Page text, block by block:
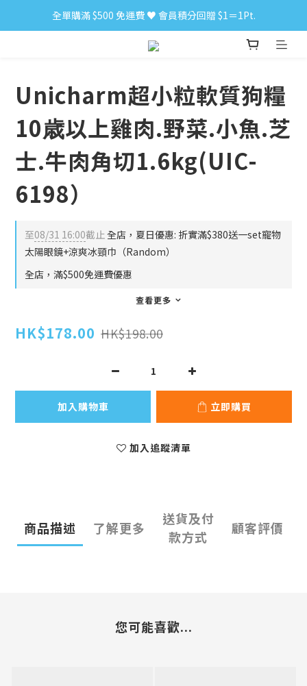
小食購滿 $300 順豐免運費 ‼
全單購滿 $500 免運費 ♥︎ 會員積分回贈 $1＝1Pt.
小食購滿 $300 順豐免運費 ‼
Unicharm超小粒軟質狗糧
10歳以上雞肉.野菜.小魚.芝
士.牛肉角切1.6kg(UIC-
6198）
至08/31 16:00截止全店，夏日優惠: 折實滿$380送一set寵物
太陽眼鏡+涼爽冰頸巾（Random）
全店，滿$500免運費優惠
查看更多
HK$178.00 HK$198.00
加入購物車 立即購買
加入追蹤清單
商品描述 了解更多
送貨及付
款方式
顧客評價
您可能喜歡...